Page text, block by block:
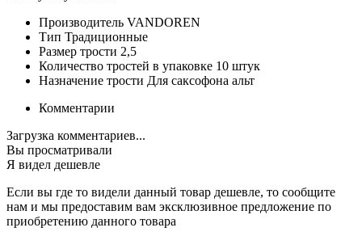
Производитель VANDOREN
Тип Традиционные
Размер трости 2,5
Количество тростей в упаковке 10 штук
Назначение трости Для саксофона альт
Комментарии
Загрузка комментариев...
Вы просматривали
Я видел дешевле
Если вы где то видели данный товар дешевле, то сообщите
нам и мы предоставим вам эксклюзивное предложение по
приобретению данного товара